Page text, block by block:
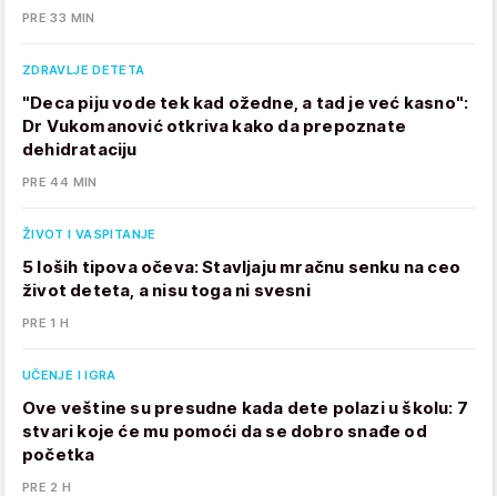
PRE 33 MIN
ZDRAVLJE DETETA
"Deca piju vode tek kad ožedne, a tad je već kasno":
Dr Vukomanović otkriva kako da prepoznate
dehidrataciju
PRE 44 MIN
ŽIVOT I VASPITANJE
5 loših tipova očeva: Stavljaju mračnu senku na ceo
život deteta, a nisu toga ni svesni
PRE 1 H
UČENJE I IGRA
Ove veštine su presudne kada dete polazi u školu: 7
stvari koje će mu pomoći da se dobro snađe od
početka
PRE 2 H